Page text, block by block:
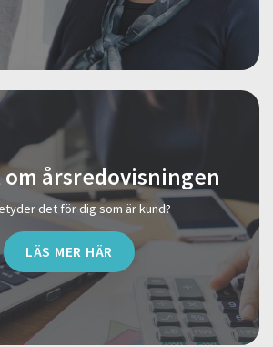
årsredovisningen
det för dig som är kund?
LÄS MER HÄR